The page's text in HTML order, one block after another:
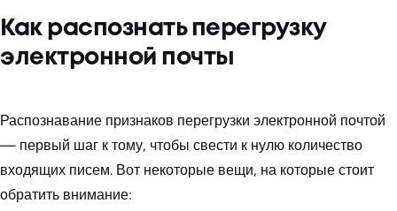
Как распознать перегрузку
электронной почты
Распознавание признаков перегрузки электронной почтой
— первый шаг к тому, чтобы свести к нулю количество
входящих писем. Вот некоторые вещи, на которые стоит
обратить внимание: